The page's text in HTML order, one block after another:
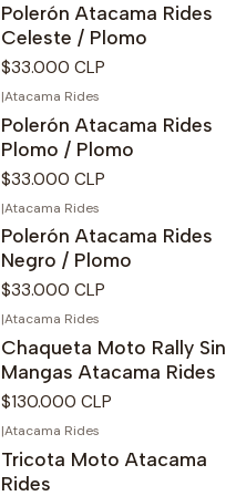
Polerón Atacama Rides
Celeste / Plomo
$33.000 CLP
|Atacama Rides
Polerón Atacama Rides
Plomo / Plomo
$33.000 CLP
|Atacama Rides
Polerón Atacama Rides
Negro / Plomo
$33.000 CLP
|Atacama Rides
Chaqueta Moto Rally Sin
Mangas Atacama Rides
$130.000 CLP
|Atacama Rides
Tricota Moto Atacama
Rides